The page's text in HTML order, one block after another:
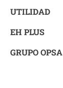
UTILIDAD
EH PLUS
GRUPO OPSA